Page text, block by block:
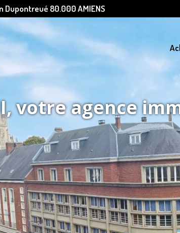
Dupontreué 80.000 AMIENS
votre agence